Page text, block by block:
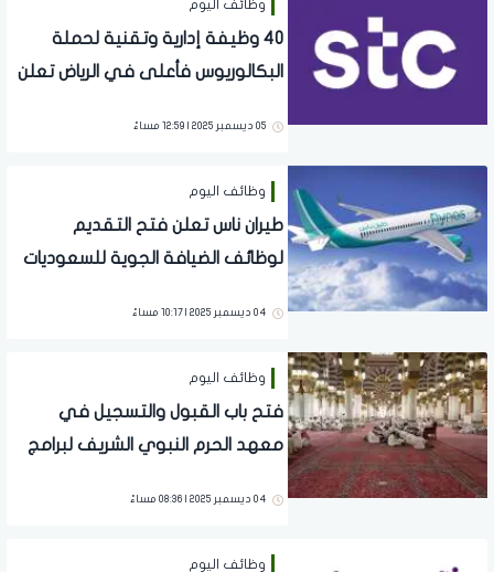
وظائف اليوم
40 وظيفة إدارية وتقنية لحملة
البكالوريوس فأعلى في الرياض تعلن
05 ديسمبر 2025 | 12:59 مساءً
وظائف اليوم
طيران ناس تعلن فتح التقديم
لوظائف الضيافة الجوية للسعوديات
04 ديسمبر 2025 | 10:17 مساءً
وظائف اليوم
فتح باب القبول والتسجيل في
معهد الحرم النبوي الشريف لبرامج
04 ديسمبر 2025 | 08:36 مساءً
وظائف اليوم